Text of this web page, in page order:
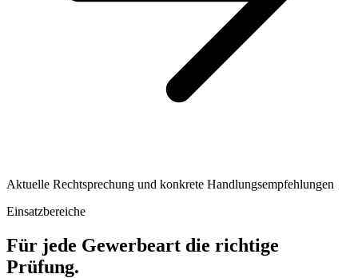
Aktuelle Rechtsprechung und konkrete Handlungsempfehlungen
Einsatzbereiche
Für jede Gewerbeart die richtige
Prüfung.